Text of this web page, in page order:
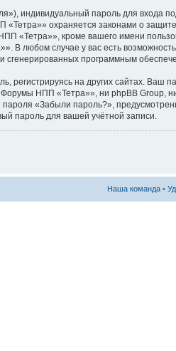
индивидуальный пароль для входа
охраняется законами о
«Тетра»», кроме вашего имени
В любом случае у вас есть
сгенерированных программным
на других сайтах. Ваш
НПП «Тетра»», ни phpBB Group,
«Забыли пароль?»,
пароль для вашей учётной записи.
Наша команда •